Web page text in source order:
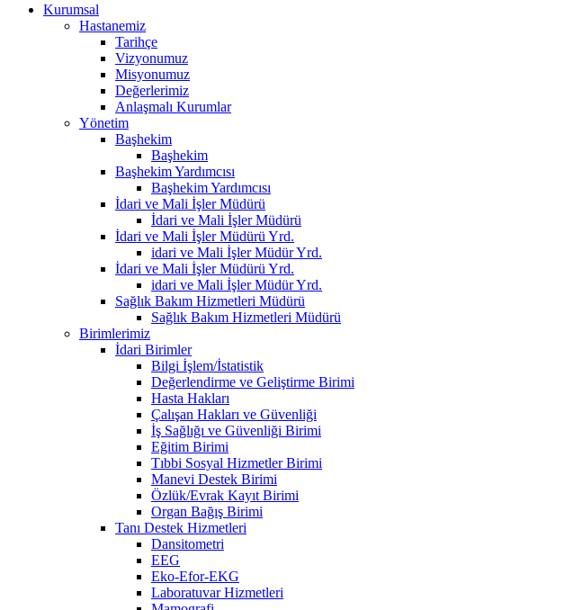
Kurumsal
Hastanemiz
Tarihçe
Vizyonumuz
Misyonumuz
Değerlerimiz
Anlaşmalı Kurumlar
Yönetim
Başhekim
Başhekim
Başhekim Yardımcısı
Başhekim Yardımcısı
İdari ve Mali İşler Müdürü
İdari ve Mali İşler Müdürü
İdari ve Mali İşler Müdürü Yrd.
idari ve Mali İşler Müdür Yrd.
İdari ve Mali İşler Müdürü Yrd.
idari ve Mali İşler Müdür Yrd.
Sağlık Bakım Hizmetleri Müdürü
Sağlık Bakım Hizmetleri Müdürü
Birimlerimiz
İdari Birimler
Bilgi İşlem/İstatistik
Değerlendirme ve Geliştirme Birimi
Hasta Hakları
Çalışan Hakları ve Güvenliği
İş Sağlığı ve Güvenliği Birimi
Eğitim Birimi
Tıbbi Sosyal Hizmetler Birimi
Manevi Destek Birimi
Özlük/Evrak Kayıt Birimi
Organ Bağış Birimi
Tanı Destek Hizmetleri
Dansitometri
EEG
Eko-Efor-EKG
Laboratuvar Hizmetleri